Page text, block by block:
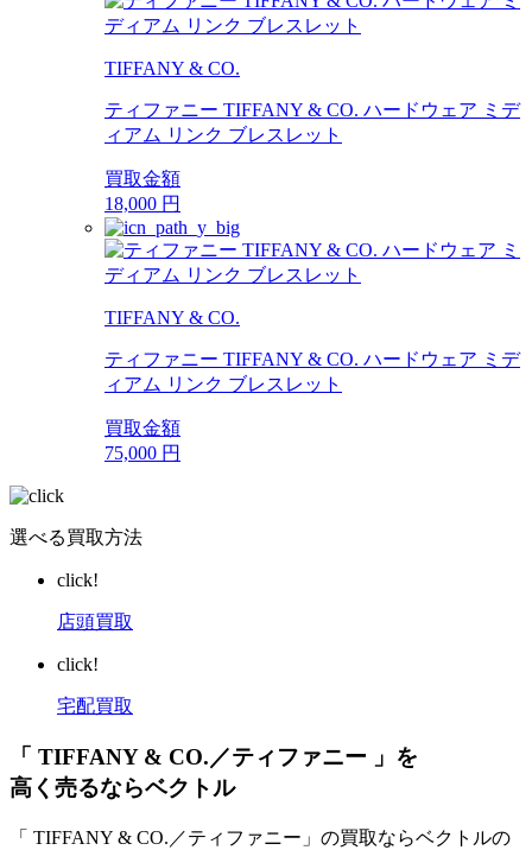
TIFFANY & CO.
ティファニー TIFFANY & CO. ハードウェア ミデ
ィアム リンク ブレスレット
買取金額
18,000 円
TIFFANY & CO.
ティファニー TIFFANY & CO. ハードウェア ミデ
ィアム リンク ブレスレット
買取金額
75,000 円
選べる買取方法
click!
店頭買取
click!
宅配買取
「 TIFFANY & CO.／ティファニー 」を
高く売るならベクトル
「 TIFFANY & CO.／ティファニー」の買取ならベクトルの